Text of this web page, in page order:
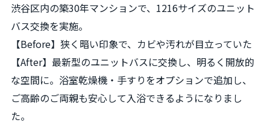
渋谷区内の築30年マンションで、1216サイズのユニット
バス交換を実施。
【Before】狭く暗い印象で、カビや汚れが目立っていた
【After】最新型のユニットバスに交換し、明るく開放的
な空間に。浴室乾燥機・手すりをオプションで追加し、
ご高齢のご両親も安心して入浴できるようになりまし
た。